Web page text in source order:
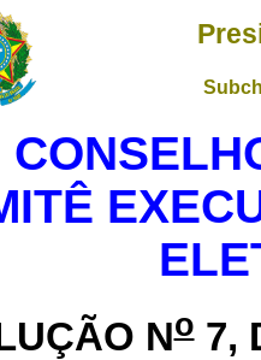
No7,